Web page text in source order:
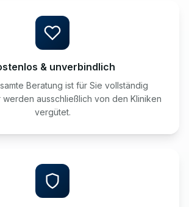
& unverbindlich
Beratung ist für Sie vollständig
werden ausschließlich von den Kliniken
vergütet.